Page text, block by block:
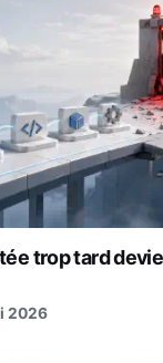
trop tard
2026